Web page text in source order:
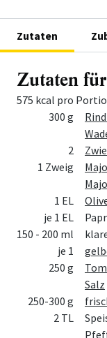
Zutaten
Zutaten
575 kcal pro
Zutat
300 g
2
1 Zweig
1 EL
je 1 EL
150 - 200 ml
je 1
250 g
Salz
250-300 g
2 TL